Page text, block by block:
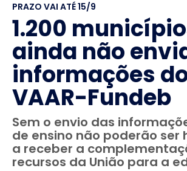
PRAZO VAI ATÉ 15/9
1.200
ainda não
informações
VAAR-Fundeb
Sem o envio das
de ensino não poderão ser
a receber a
recursos da União para a